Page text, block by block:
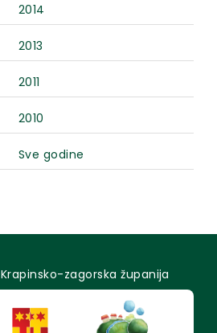
2014
2013
2011
2010
Sve godine
Krapinsko-zagorska županija